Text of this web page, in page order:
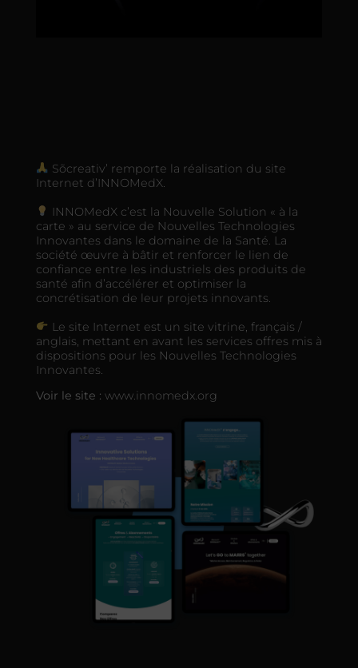
Sõcreativ’ remporte la réalisation du site
Internet d’INNOMedX.
INNOMedX c’est la Nouvelle Solution « à la
carte » au service de Nouvelles Technologies
Innovantes dans le domaine de la Santé. La
société œuvre à bâtir et renforcer le lien de
confiance entre les industriels des produits de
santé afin d’accélérer et optimiser la
concrétisation de leur projets innovants.
Le site Internet est un site vitrine, français /
anglais, mettant en avant les services offres mis à
dispositions pour les Nouvelles Technologies
Innovantes.
Voir le site : www.innomedx.org